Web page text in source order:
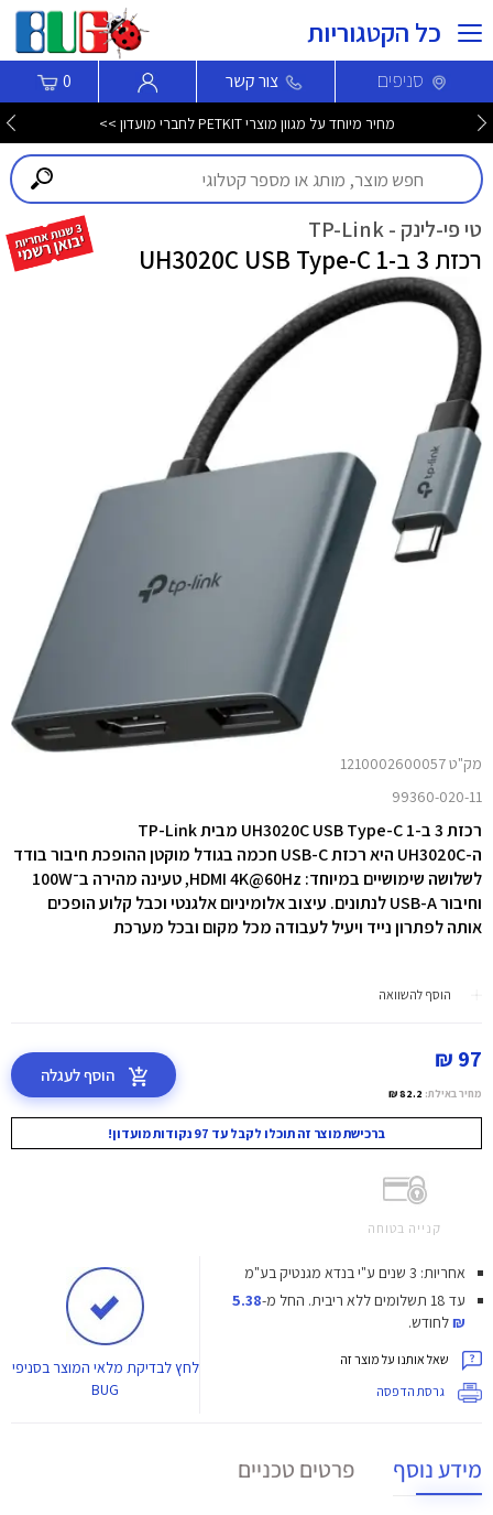
כל הקטגוריות
סניפים צור קשר 0
מחיר מיוחד על מגוון מוצרי PETKIT לחברי מועדון >>
טי פי-לינק - TP-Link
רכזת 3 ב-1 UH3020C USB Type-C
מק"ט 1210002600057
99360-020-11
רכזת 3 ב-1 UH3020C USB Type-C מבית TP-Link
ה-UH3020C היא רכזת USB-C חכמה בגודל מוקטן ההופכת חיבור בודד
לשלושה שימושיים במיוחד: HDMI 4K@60Hz, טעינה מהירה ב־100W
וחיבור USB-A לנתונים. עיצוב אלומיניום אלגנטי וכבל קלוע הופכים
אותה לפתרון נייד ויעיל לעבודה מכל מקום ובכל מערכת
הוסף להשוואה
97 ₪
מחיר באילת: 82.2 ₪
הוסף לעגלה
ברכישת מוצר זה תוכלו לקבל עד 97 נקודות מועדון!
קנייה בטוחה
אחריות: 3 שנים ע"י בנדא מגנטיק בע"מ
עד 18 תשלומים ללא ריבית.
החל מ-5.38
₪לחודש.
שאל אותנו על מוצר זה
גרסת הדפסה
לחץלבדיקת מלאי המוצר בסניפי
BUG
מידע נוסף פרטים טכניים